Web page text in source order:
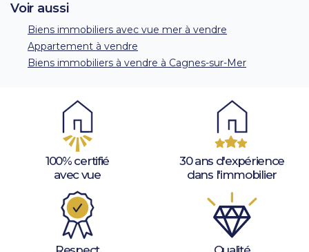
Voir aussi
Biens immobiliers avec vue mer à vendre
Appartement à vendre
Biens immobiliers à vendre à Cagnes-sur-Mer
100% certifié
avec vue
30 ans d'expérience
dans l'immobilier